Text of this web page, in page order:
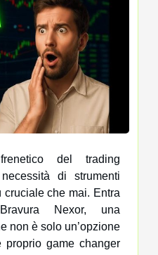
del trading
cruciale che mai. Entra
Nexor, una
non è solo un’opzione
game changer